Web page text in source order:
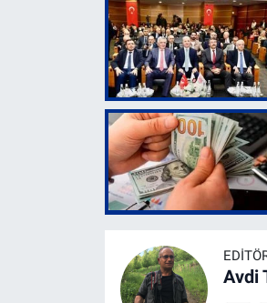
Avdi